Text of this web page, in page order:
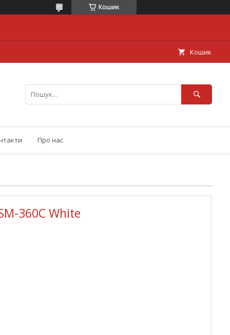
Кошик
Кошик
Про нас
360C White